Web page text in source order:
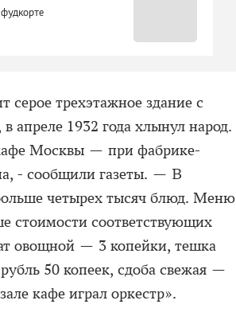
серое трехэтажное здание с
апреле 1932 года хлынул народ.
Москвы — при фабрике-
- сообщили газеты. — В
четырех тысяч блюд. Меню
стоимости соответствующих
овощной — 3 копейки, тешка
50 копеек, сдоба свежая —
кафе играл оркестр».